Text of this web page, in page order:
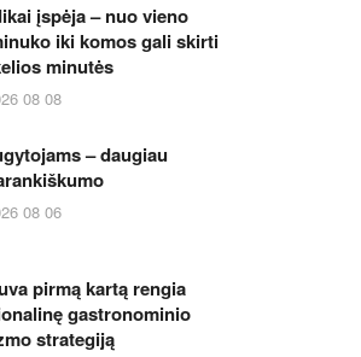
įspėja – nuo vieno
iki komos gali skirti
minutės
08 08
– daugiau
08 06
pirmą kartą rengia
gastronominio
strategiją